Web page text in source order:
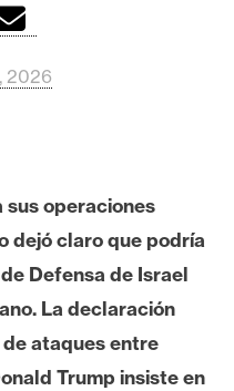
2026
sus operaciones
dejó claro que podría
Defensa de Israel
La declaración
ataques entre
Trump insiste en